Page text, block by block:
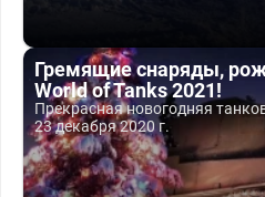
Гремящие снаряды,
World of Tanks 2021!
Прекрасная новогодняя
23 декабря 2020 г.